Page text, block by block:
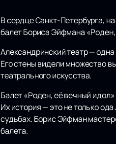
В сердце Санкт-Петербурга,
балет Бориса Эйфмана
Александринский театр —
Его стены видели множество
театрального искусства.
Балет «Роден, её вечный
Их история — это не только
судьбах. Борис Эйфман
балета.